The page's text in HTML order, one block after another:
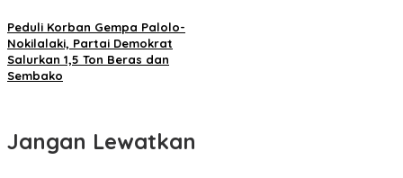
Peduli Korban Gempa Palolo-
Nokilalaki, Partai Demokrat
Salurkan 1,5 Ton Beras dan
Sembako
Jangan Lewatkan